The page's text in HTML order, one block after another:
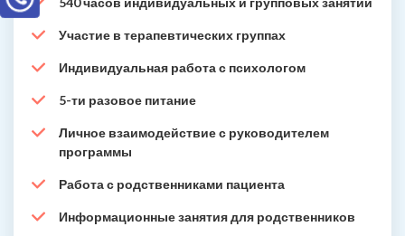
Участие в терапевтических группах
Индивидуальная работа с психологом
5-ти разовое питание
Личное взаимодействие с руководителем
программы
Работа с родственниками пациента
Информационные занятия для родственников